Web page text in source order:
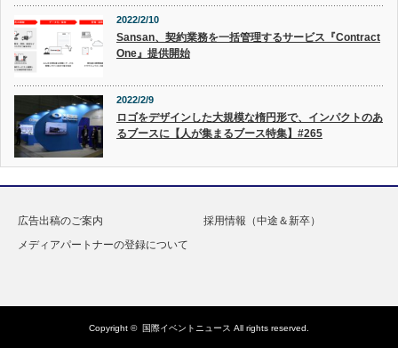
2022/2/10
Sansan、契約業務を一括管理するサービス『Contract
One』提供開始
2022/2/9
ロゴをデザインした大規模な楕円形で、インパクトのあ
るブースに【人が集まるブース特集】#265
広告出稿のご案内
採用情報（中途＆新卒）
メディアパートナーの登録について
Copyright © 国際イベントニュース All rights reserved.